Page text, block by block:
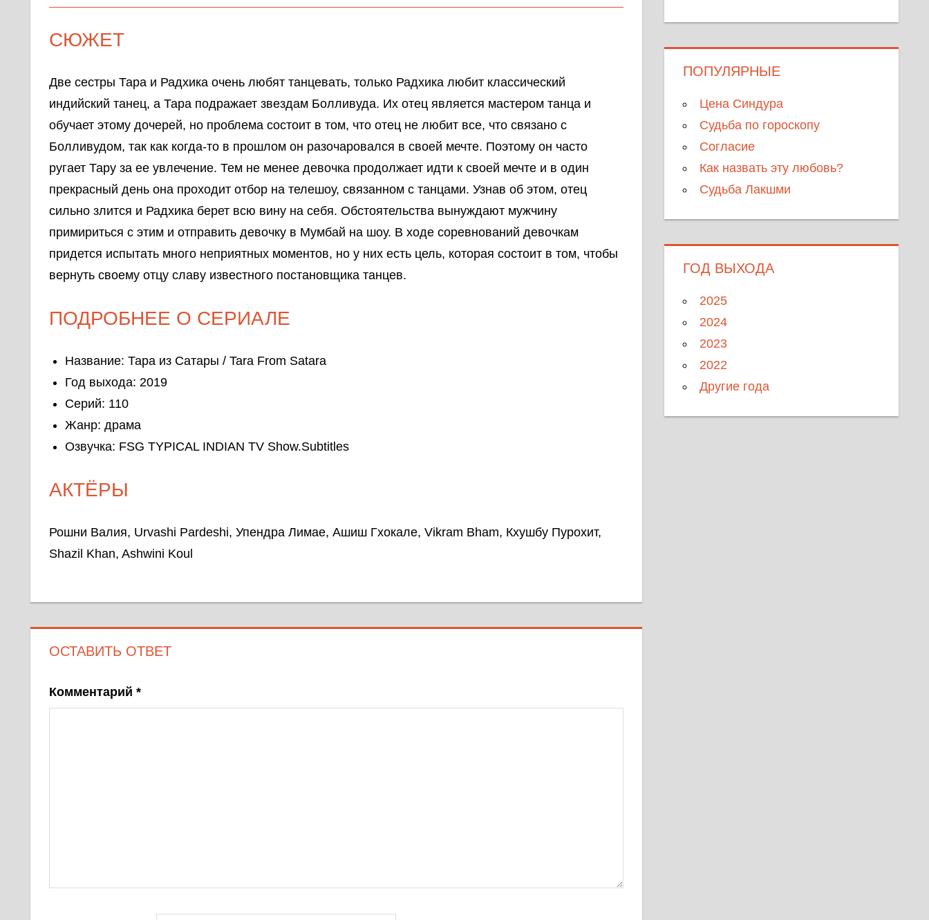
СЮЖЕТ
Две сестры Тара и Радхика очень любят танцевать, только Радхика любит классический
индийский танец, а Тара подражает звездам Болливуда. Их отец является мастером танца и
обучает этому дочерей, но проблема состоит в том, что отец не любит все, что связано с
Болливудом, так как когда-то в прошлом он разочаровался в своей мечте. Поэтому он часто
ругает Тару за ее увлечение. Тем не менее девочка продолжает идти к своей мечте и в один
прекрасный день она проходит отбор на телешоу, связанном с танцами. Узнав об этом, отец
сильно злится и Радхика берет всю вину на себя. Обстоятельства вынуждают мужчину
примириться с этим и отправить девочку в Мумбай на шоу. В ходе соревнований девочкам
придется испытать много неприятных моментов, но у них есть цель, которая состоит в том, чтобы
вернуть своему отцу славу известного постановщика танцев.
ПОДРОБНЕЕ О СЕРИАЛЕ
Название: Тара из Сатары / Tara From Satara
Год выхода: 2019
Серий: 110
Жанр: драма
Озвучка: FSG TYPICAL INDIAN TV Show.Subtitles
АКТЁРЫ
Рошни Валия, Urvashi Pardeshi, Упендра Лимае, Ашиш Гхокале, Vikram Bham, Кхушбу Пурохит,
Shazil Khan, Ashwini Koul
ОСТАВИТЬ ОТВЕТ
Комментарий *
ПОПУЛЯРНЫЕ
Цена Синдура
Судьба по гороскопу
Согласие
Как назвать эту любовь?
Судьба Лакшми
ГОД ВЫХОДА
2025
2024
2023
2022
Другие года